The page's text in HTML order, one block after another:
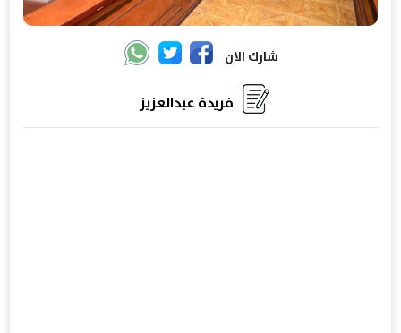
شارك الان
فريدة عبدالعزيز